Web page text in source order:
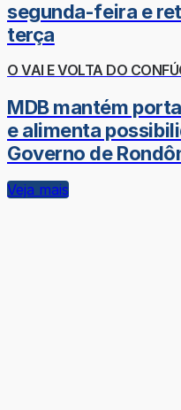
segunda-feira e
terça
O VAI E VOLTA DO
MDB mantém
e alimenta
Governo de
Veja mais